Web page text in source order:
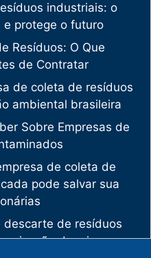
industriais: o
e protege o futuro
Resíduos: O Que
de Contratar
de coleta de resíduos
ambiental brasileira
Sobre Empresas de
de coleta de
pode salvar sua
descarte de resíduos
de crimes